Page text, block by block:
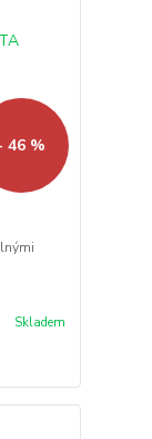
46 %
Skladem